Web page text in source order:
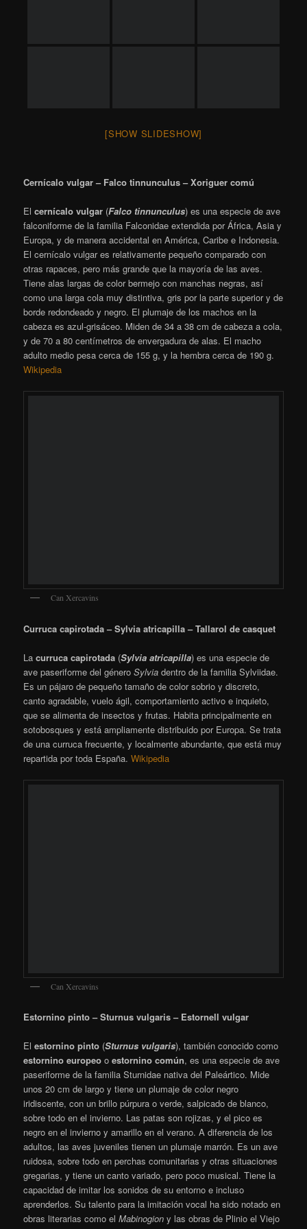
curruca capirotada(Sylvia atricapilla) es una especie de
canto agradable, vuelo ágil, comportamiento activo e inquieto,
sotobosques y está ampliamente distribuido por Europa. Se trata
de una curruca frecuente, y localmente abundante, que está muy
repartida por toda España.Wikipedia
Can Xercavins
Estornino pinto – Sturnus vulgaris – Estornell vulgar
Elestornino pinto(Sturnus vulgaris),​ también conocido como
estornino europeooestornino común,​ es una especie de ave
paseriforme de la familia Sturnidae nativa del Paleártico. Mide
Can Xercavins
Petirrojo europeo – Erithacus rubecula – Pit-roig
Elpetirrojo europeo​ (Erithacus rubecula) es una especie de
ave paseriforme de la familia Muscicapidae. Está distribuido por
toda Europa, principalmente en la región meridional y occidental
del continente, donde habita todo el año, y es migrante parcial en
el norte de Europa y noroeste de África.
El petirrojo es un pájaro sociable, atrevido y curioso que
acostumbra a salir del bosque y plantarse a mitad de un camino